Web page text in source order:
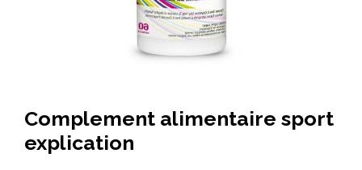
Complement alimentaire sport
explication